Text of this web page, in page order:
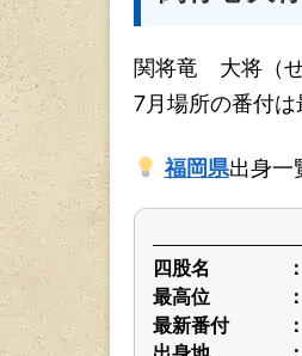
関将竜 大将（
7月場所の番付は
福岡県出身一
四股名
最高位
最新番付